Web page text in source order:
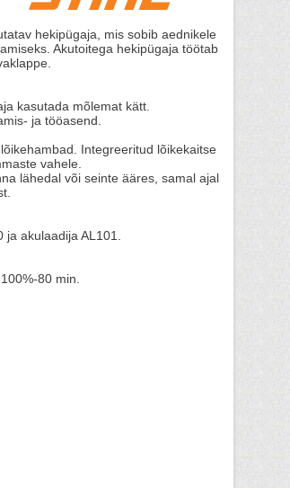
hekipügaja, mis sobib aednikele
Akutoitega hekipügaja töötab
kasutada mõlemat kätt.
ja tööasend.
Integreeritud lõikekaitse
vahele.
lähedal või seinte ääres, samal ajal
ja akulaadija AL101.
80 min.